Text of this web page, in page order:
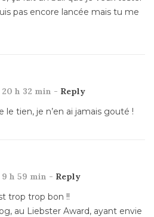
pas encore lancée mais tu me
h 32 min - Reply
le tien, je n’en ai jamais gouté !
h 59 min - Reply
trop trop bon !!
au Liebster Award, ayant envie